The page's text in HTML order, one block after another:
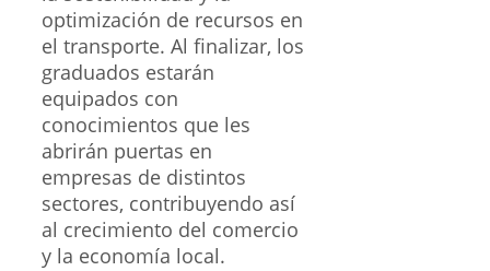
optimización de recursos en
el transporte. Al finalizar, los
graduados estarán
equipados con
conocimientos que les
abrirán puertas en
empresas de distintos
sectores, contribuyendo así
al crecimiento del comercio
y la economía local.